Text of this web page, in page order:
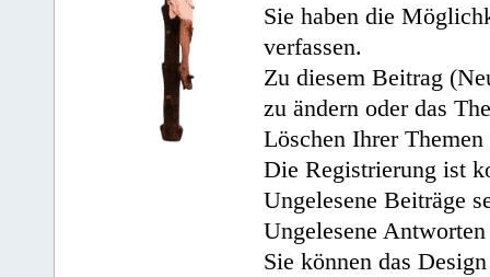
Sie haben die
verfassen.
Zu diesem Beitrag
zu ändern oder das
Löschen Ihrer
Die Registrierung ist
Ungelesene Beiträge
Ungelesene
Sie können das